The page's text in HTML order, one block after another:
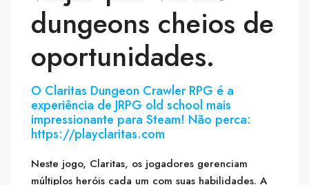
dungeons cheios de
oportunidades.
O Claritas Dungeon Crawler RPG é a
experiência de JRPG old school mais
impressionante para Steam! Não perca:
https://playclaritas.com
Neste jogo, Claritas, os jogadores gerenciam
múltiplos heróis cada um com suas habilidades. A